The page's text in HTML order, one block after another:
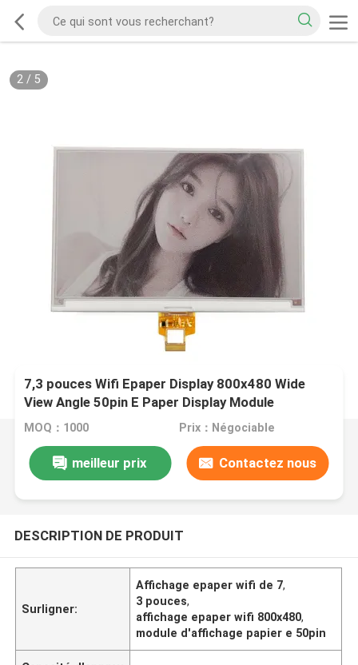
2/ 5
7,3 pouces Wifi Epaper Display 800x480 Wide
View Angle 50pin E Paper Display Module
MOQ：1000 Prix：Négociable
meilleur prix Contactez nous
DESCRIPTION DE PRODUIT
Surligner:
Affichage epaper wifi de 7,
3 pouces,
affichage epaper wifi 800x480,
module d'affichage papier e 50pin